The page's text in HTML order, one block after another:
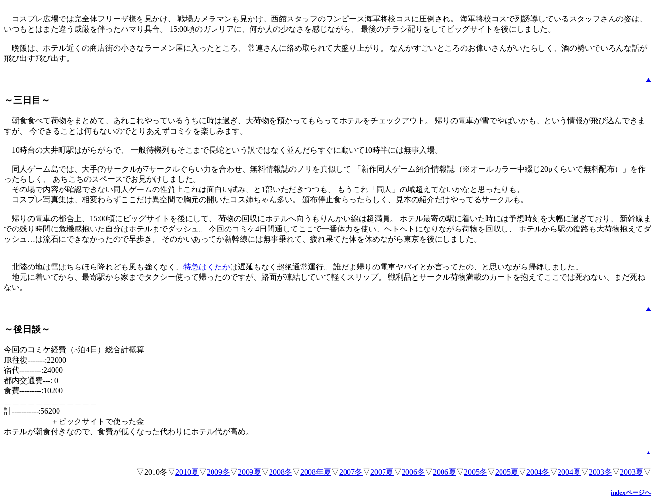
コスプレ広場では完全体フリーザ様を見かけ、 戦場カメラマンも見かけ、西館スタッフのワンピース海軍将校コスに圧倒され。 海軍将校コスで列誘導しているスタッフさんの姿は、
いつもとはまた違う威厳を伴ったハマり具合。 15:00頃のガレリアに、何か人の少なさを感じながら、 最後のチラシ配りをしてビッグサイトを後にしました。
晩飯は、ホテル近くの商店街の小さなラーメン屋に入ったところ、 常連さんに絡め取られて大盛り上がり。 なんかすごいところのお偉いさんがいたらしく、酒の勢いでいろんな話が
飛び出す飛び出す。
▲
～三日目～
朝食食べて荷物をまとめて、あれこれやっているうちに時は過ぎ、大荷物を預かってもらってホテルをチェックアウト。 帰りの電車が雪でやばいかも、という情報が飛び込んできま
すが、 今できることは何もないのでとりあえずコミケを楽しみます。
10時台の大井町駅はがらがらで、 一般待機列もそこまで長蛇という訳ではなく並んだらすぐに動いて10時半には無事入場。
同人ゲーム島では、大手(?)サークルが7サークルぐらい力を合わせ、無料情報誌のノリを真似して 「新作同人ゲーム紹介情報誌（※オールカラー中綴じ20pくらいで無料配布）」を作
ったらしく、 あちこちのスペースでお見かけしました。
その場で内容が確認できない同人ゲームの性質上これは面白い試み、と1部いただきつつも、 もうこれ「同人」の域超えてないかなと思ったりも。
コスプレ写真集は、相変わらずここだけ異空間で胸元の開いたコス姉ちゃん多い。 頒布停止食らったらしく、見本の紹介だけやってるサークルも。
帰りの電車の都合上、15:00頃にビッグサイトを後にして、 荷物の回収にホテルへ向うもりんかい線は超満員。 ホテル最寄の駅に着いた時には予想時刻を大幅に過ぎており、 新幹線ま
での残り時間に危機感抱いた自分はホテルまでダッシュ。 今回のコミケ4日間通してここで一番体力を使い、ヘトヘトになりながら荷物を回収し、 ホテルから駅の復路も大荷物抱えてダ
ッシュ…は流石にできなかったので早歩き。 そのかいあってか新幹線には無事乗れて、疲れ果てた体を休めながら東京を後にしました。
北陸の地は雪はちらほら降れども風も強くなく、 特急はくたかは遅延もなく超絶通常運行。 誰だよ帰りの電車ヤバイとか言ってたの、と思いながら帰郷しました。
地元に着いてから、最寄駅から家までタクシー使って帰ったのですが、路面が凍結していて軽くスリップ。 戦利品とサークル荷物満載のカートを抱えてここでは死ねない、まだ死ね
ない。
▲
～後日談～
今回のコミケ経費（3泊4日）総合計概算
JR往復-------:22000
宿代---------:24000
都内交通費---: 0
食費---------:10200
計-----------:56200
＋ビックサイトで使った金
ホテルが朝食付きなので、食費が低くなった代わりにホテル代が高め。
▲
▽2010冬▽2010夏▽2009冬▽2009夏▽2008冬▽2008年夏▽2007冬▽2007夏▽2006冬▽2006夏▽2005冬▽2005夏▽2004冬▽2004夏▽2003冬▽2003夏▽
indexページへ